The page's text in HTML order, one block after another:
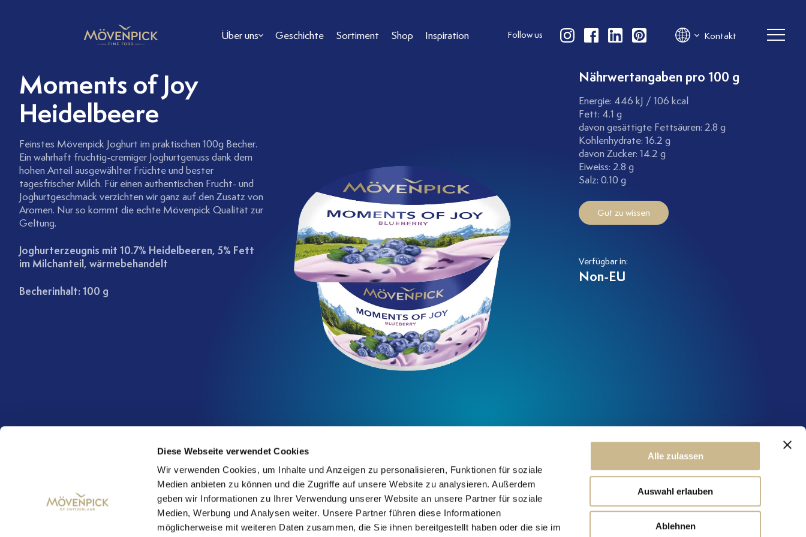
Diese Webseite verwendet Cookies
Wir verwenden Cookies, um Inhalte und Anzeigen zu personalisieren, Funktionen für soziale
Medien anbieten zu können und die Zugriffe auf unsere Website zu analysieren. Außerdem
geben wir Informationen zu Ihrer Verwendung unserer Website an unsere Partner für soziale
Medien, Werbung und Analysen weiter. Unsere Partner führen diese Informationen
möglicherweise mit weiteren Daten zusammen, die Sie ihnen bereitgestellt haben oder die sie im
Alle zulassen
Auswahl erlauben
Ablehnen
Über uns Geschichte Sortiment Shop Inspiration Follow us Kontakt
Moments of Joy
Heidelbeere
Feinstes Mövenpick Joghurt im praktischen 100g Becher.
Ein wahrhaft fruchtig-cremiger Joghurtgenuss dank dem
hohen Anteil ausgewählter Früchte und bester
tagesfrischer Milch. Für einen authentischen Frucht- und
Joghurtgeschmack verzichten wir ganz auf den Zusatz von
Aromen. Nur so kommt die echte Mövenpick Qualität zur
Geltung.
Joghurterzeugnis mit 10.7% Heidelbeeren, 5% Fett
im Milchanteil, wärmebehandelt
Becherinhalt: 100 g
Nährwertangaben pro 100 g
Energie: 446 kJ / 106 kcal
Fett: 4.1 g
davon gesättigte Fettsäuren: 2.8 g
Kohlenhydrate: 16.2 g
davon Zucker: 14.2 g
Eiweiss: 2.8 g
Salz: 0.10 g
Gut zu wissen
Verfügbar in:
Non-EU